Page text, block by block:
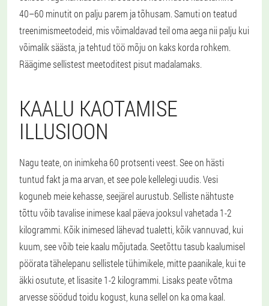
40–60 minutit on palju parem ja tõhusam. Samuti on teatud
treenimismeetodeid, mis võimaldavad teil oma aega nii palju kui
võimalik säästa, ja tehtud töö mõju on kaks korda rohkem.
Räägime sellistest meetoditest pisut madalamaks.
KAALU KAOTAMISE
ILLUSIOON
Nagu teate, on inimkeha 60 protsenti veest. See on hästi
tuntud fakt ja ma arvan, et see pole kellelegi uudis. Vesi
koguneb meie kehasse, seejärel aurustub. Selliste nähtuste
tõttu võib tavalise inimese kaal päeva jooksul vahetada 1-2
kilogrammi. Kõik inimesed lähevad tualetti, kõik vannuvad, kui
kuum, see võib teie kaalu mõjutada. Seetõttu tasub kaalumisel
pöörata tähelepanu sellistele tühimikele, mitte paanikale, kui te
äkki osutute, et lisasite 1-2 kilogrammi. Lisaks peate võtma
arvesse söödud toidu kogust, kuna sellel on ka oma kaal.